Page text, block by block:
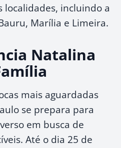
incluindo a
Marília e Limeira.
Natalina
mais aguardadas
se prepara para
em busca de
Até o dia 25 de